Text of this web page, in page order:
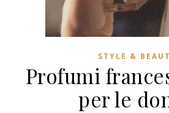
STYLE &
Profumi
per le